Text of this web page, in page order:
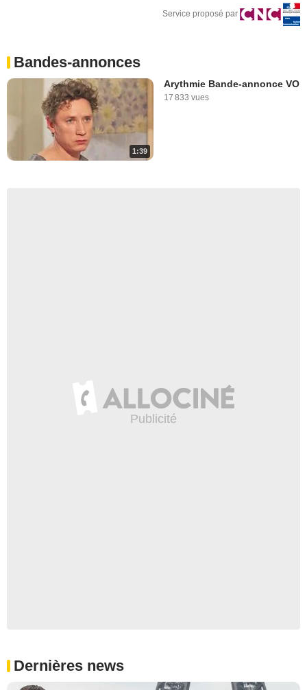
Service proposé par
Bandes-annonces
1:39
Arythmie Bande-annonce VO
17 833 vues
Dernières news